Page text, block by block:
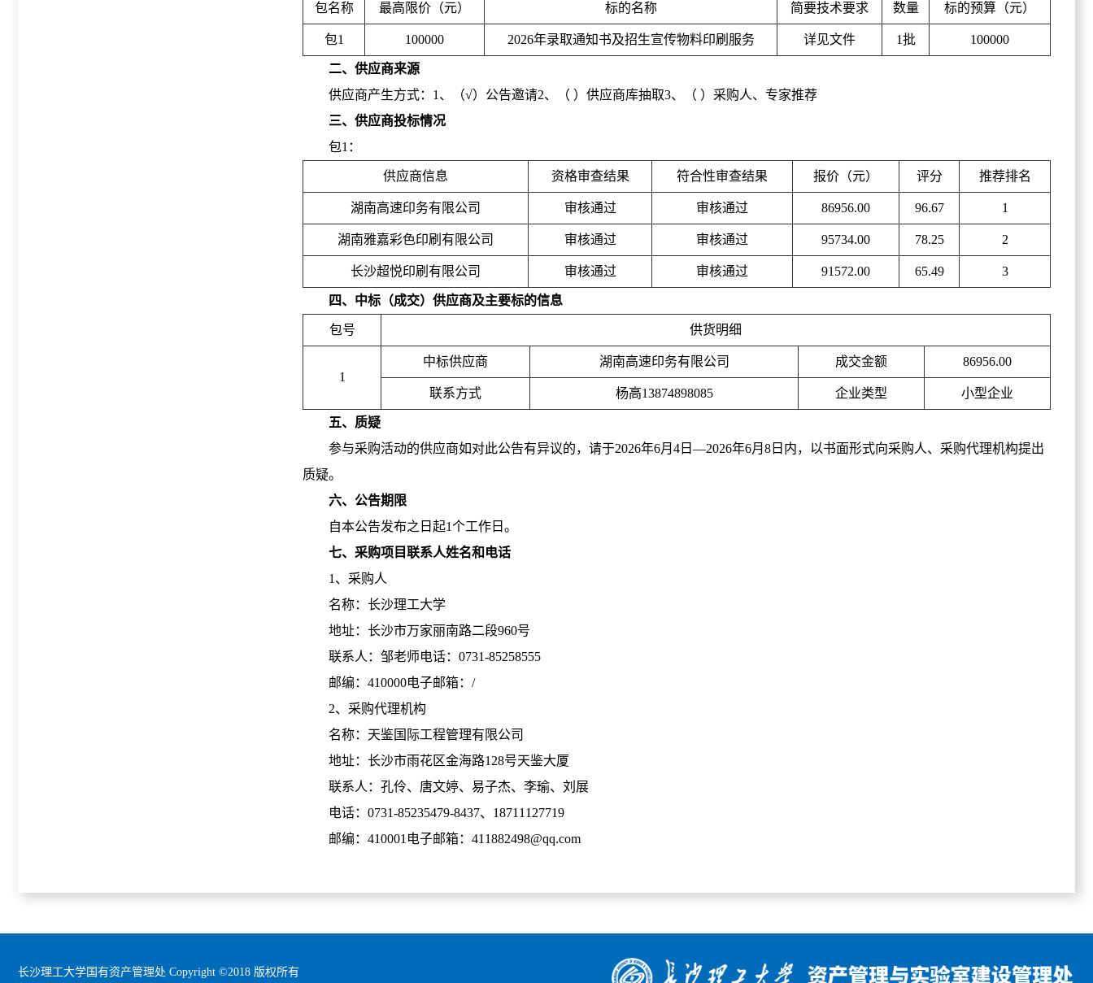
包名称 最高限价（元） 标的名称 简要技术要求 数量 标的预算（元）
包1 100000 2026年录取通知书及招生宣传物料印刷服务 详见文件 1批 100000
二、供应商来源
供应商产生方式：1、（√）公告邀请2、（ ）供应商库抽取3、（ ）采购人、专家推荐
三、供应商投标情况
包1：
供应商信息 资格审查结果 符合性审查结果 报价（元） 评分 推荐排名
湖南高速印务有限公司 审核通过 审核通过 86956.00 96.67 1
湖南雅嘉彩色印刷有限公司 审核通过 审核通过 95734.00 78.25 2
长沙超悦印刷有限公司 审核通过 审核通过 91572.00 65.49 3
四、中标（成交）供应商及主要标的信息
包号 供货明细
1
中标供应商 湖南高速印务有限公司 成交金额 86956.00
联系方式 杨高13874898085 企业类型 小型企业
五、质疑
参与采购活动的供应商如对此公告有异议的，请于2026年6月4日—2026年6月8日内，以书面形式向采购人、采购代理机构提出
质疑。
六、公告期限
自本公告发布之日起1个工作日。
七、采购项目联系人姓名和电话
1、采购人
名称：长沙理工大学
地址：长沙市万家丽南路二段960号
联系人：邹老师电话：0731-85258555
邮编：410000电子邮箱：/
2、采购代理机构
名称：天鉴国际工程管理有限公司
地址：长沙市雨花区金海路128号天鉴大厦
联系人：孔伶、唐文婷、易子杰、李瑜、刘展
电话：0731-85235479-8437、18711127719
邮编：410001电子邮箱：411882498@qq.com
长沙理工大学国有资产管理处 Copyright ©2018 版权所有